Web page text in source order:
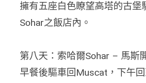
擁有五座白色瞭望高塔的古堡
Sohar之飯店內。
第八天：索哈爾Sohar – 馬斯
早餐後驅車回Muscat，下午